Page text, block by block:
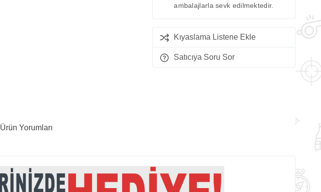
ambalajlarla sevk edilmektedir.
Kıyaslama Listene Ekle
Satıcıya Soru Sor
Ürün Yorumları